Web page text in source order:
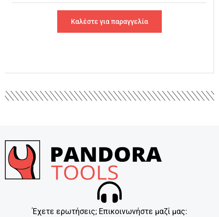
Καλέστε για παραγγελία
Έχετε ερωτήσεις; Επικοινωνήστε μαζί μας: